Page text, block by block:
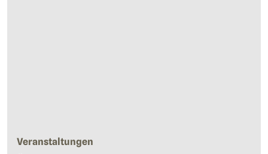
Veranstaltungen